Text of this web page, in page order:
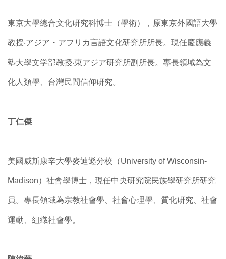
東京大學總合文化研究科博士（學術），原東京外國語大學
教授‧アジア・アフリカ言語文化研究所所長。現任慶應義
塾大學文学部教授‧東アジア研究所副所長。專長領域為文
化人類學、台灣民間信仰研究。
丁仁傑
美國威斯康辛大學麥迪遜分校（University of Wisconsin-
Madison）社會學博士，現任中央研究院民族學研究所研究
員。專長領域為宗教社會學、社會心理學、質化研究、社會
運動、組織社會學。